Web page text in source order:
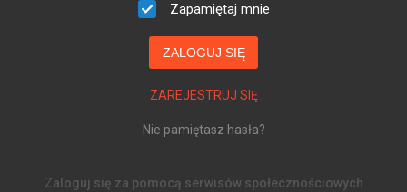
Zapamiętaj mnie
ZALOGUJ SIĘ
ZAREJESTRUJ SIĘ
Nie pamiętasz hasła?
Zaloguj się za pomocą serwisów społecznościowych